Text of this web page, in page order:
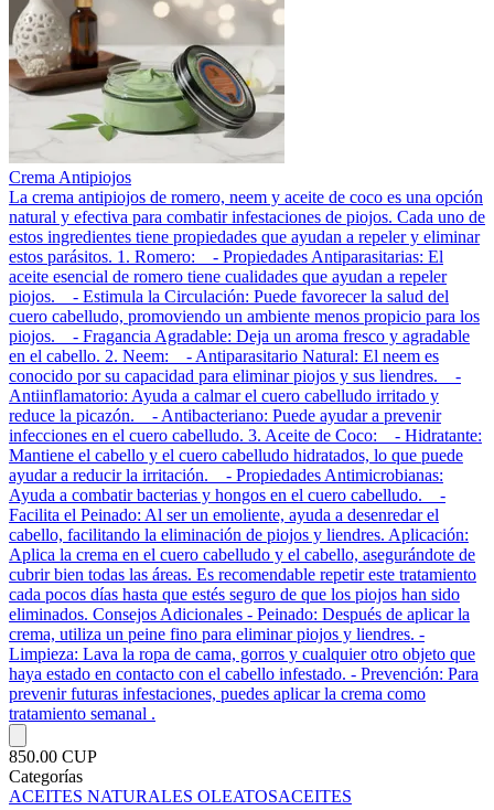
Crema Antipiojos
La crema antipiojos de romero, neem y aceite de coco es una opción
natural y efectiva para combatir infestaciones de piojos. Cada uno de
estos ingredientes tiene propiedades que ayudan a repeler y eliminar
estos parásitos. 1. Romero: - Propiedades Antiparasitarias: El
aceite esencial de romero tiene cualidades que ayudan a repeler
piojos. - Estimula la Circulación: Puede favorecer la salud del
cuero cabelludo, promoviendo un ambiente menos propicio para los
piojos. - Fragancia Agradable: Deja un aroma fresco y agradable
en el cabello. 2. Neem: - Antiparasitario Natural: El neem es
conocido por su capacidad para eliminar piojos y sus liendres. -
Antiinflamatorio: Ayuda a calmar el cuero cabelludo irritado y
reduce la picazón. - Antibacteriano: Puede ayudar a prevenir
infecciones en el cuero cabelludo. 3. Aceite de Coco: - Hidratante:
Mantiene el cabello y el cuero cabelludo hidratados, lo que puede
ayudar a reducir la irritación. - Propiedades Antimicrobianas:
Ayuda a combatir bacterias y hongos en el cuero cabelludo. -
Facilita el Peinado: Al ser un emoliente, ayuda a desenredar el
cabello, facilitando la eliminación de piojos y liendres. Aplicación:
Aplica la crema en el cuero cabelludo y el cabello, asegurándote de
cubrir bien todas las áreas. Es recomendable repetir este tratamiento
cada pocos días hasta que estés seguro de que los piojos han sido
eliminados. Consejos Adicionales - Peinado: Después de aplicar la
crema, utiliza un peine fino para eliminar piojos y liendres. -
Limpieza: Lava la ropa de cama, gorros y cualquier otro objeto que
haya estado en contacto con el cabello infestado. - Prevención: Para
prevenir futuras infestaciones, puedes aplicar la crema como
tratamiento semanal .
850.00 CUP
Categorías
ACEITES NATURALES OLEATOSACEITES